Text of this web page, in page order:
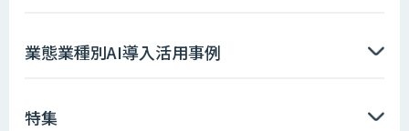
miibo
業態業種別AI導入活用事例
特集